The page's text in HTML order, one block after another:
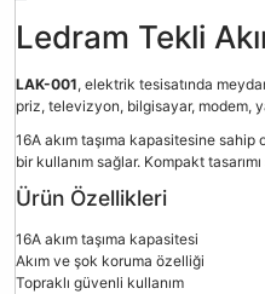
Ledram Tekli
LAK-001, elektrik tesisatında
priz, televizyon, bilgisayar, modem,
16A akım taşıma kapasitesine
bir kullanım sağlar. Kompakt
Ürün Özellikleri
16A akım taşıma kapasitesi
Akım ve şok koruma özelliği
Topraklı güvenli kullanım